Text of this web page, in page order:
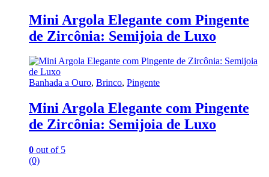
Mini Argola Elegante com Pingente
de Zircônia: Semijoia de Luxo
Banhada a Ouro, Brinco, Pingente
Mini Argola Elegante com Pingente
de Zircônia: Semijoia de Luxo
0 out of 5
(0)